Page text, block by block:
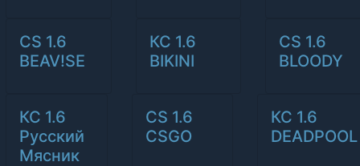
CS 1.6
BEAV!SE
КС 1.6
BIKINI
CS 1.6
BLOODY
КС 1.6
Русский
Мясник
CS 1.6
CSGO
КС 1.6
DEADPOOL